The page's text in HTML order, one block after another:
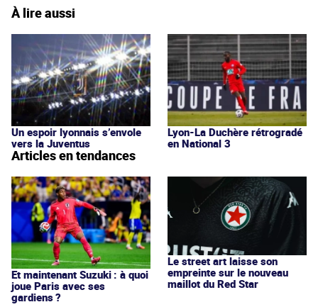
À lire aussi
Un espoir lyonnais s’envole
vers la Juventus
Lyon-La Duchère rétrogradé
en National 3
Articles en tendances
Et maintenant Suzuki : à quoi
joue Paris avec ses
gardiens ?
Le street art laisse son
empreinte sur le nouveau
maillot du Red Star